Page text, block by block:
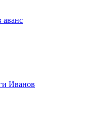
аванс
Иванов